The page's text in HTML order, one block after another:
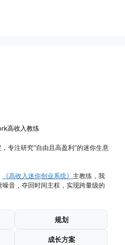
高收入教练
专注研究“自由且高盈利”的迷你生意
《高收入迷你创业系统》 主教练，我
音，夺回时间主权，实现跨量级的
规划
成长方案